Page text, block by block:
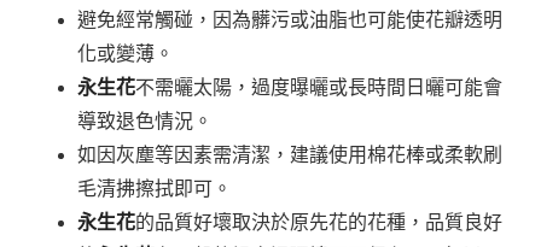
避免經常觸碰，因為髒污或油脂也可能使花瓣透明
化或變薄。
永生花不需曬太陽，過度曝曬或長時間日曬可能會
導致退色情況。
如因灰塵等因素需清潔，建議使用棉花棒或柔軟刷
毛清拂擦拭即可。
永生花的品質好壞取決於原先花的花種，品質良好